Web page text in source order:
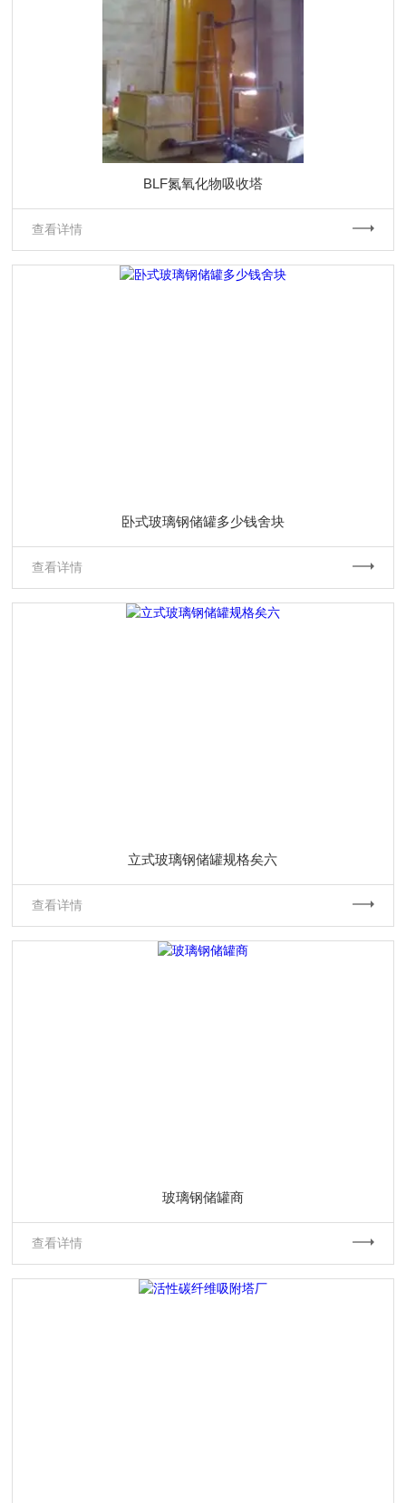
BLF氮氧化物吸收塔
查看详情
卧式玻璃钢储罐多少钱舍块
查看详情
立式玻璃钢储罐规格矣六
查看详情
玻璃钢储罐商
查看详情